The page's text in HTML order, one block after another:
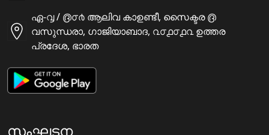
ഏ-൮ / ൫൦൪ ആലിവ കാഉണ്ടീ, സൈക്ടര ൫
വസുന്ധരാ, ഗാജിയാബാദ, ൨൦൧൦൧൨ ഉത്തര
പ്രദേശ, ഭാരത
സംഘടന